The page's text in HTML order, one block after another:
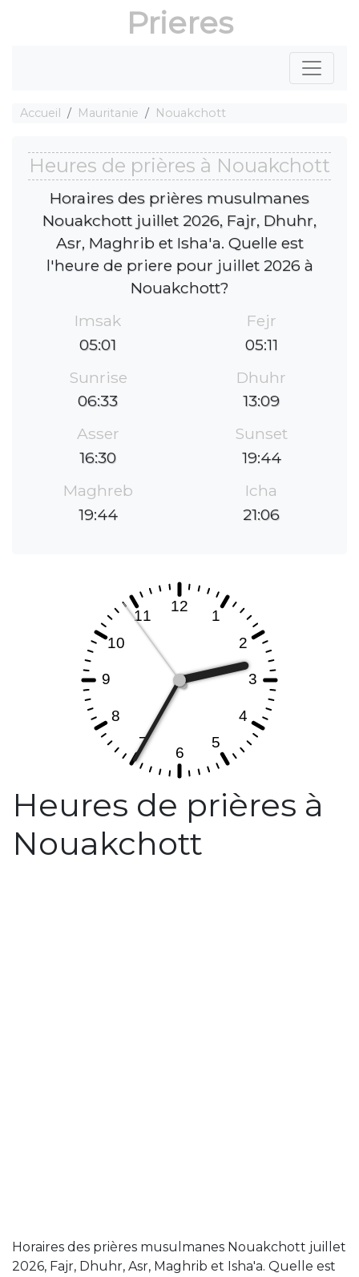
Prieres
Accueil Mauritanie Nouakchott
Heures de prières à Nouakchott
Horaires des prières musulmanes
Nouakchott juillet 2026, Fajr, Dhuhr,
Asr, Maghrib et Isha'a. Quelle est
l'heure de priere pour juillet 2026 à
Nouakchott?
Imsak
05:01
Fejr
05:11
Sunrise
06:33
Dhuhr
13:09
Asser
16:30
Sunset
19:44
Maghreb
19:44
Icha
21:06
Heures de prières à
Nouakchott
Horaires des prières musulmanes Nouakchott juillet
2026, Fajr, Dhuhr, Asr, Maghrib et Isha'a. Quelle est